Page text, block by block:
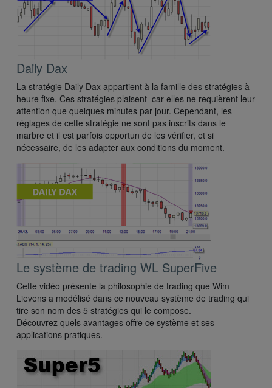
Daily Dax
La stratégie Daily Dax appartient à la famille des stratégies à
heure fixe. Ces stratégies plaisent car elles ne requièrent leur
attention que quelques minutes par jour. Cependant, les
réglages de cette stratégie ne sont pas inscrits dans le
marbre et il est parfois opportun de les vérifier, et si
nécessaire, de les adapter aux conditions du moment.
Le système de trading WL SuperFive
Cette vidéo présente la philosophie de trading que Wim
Lievens a modélisé dans ce nouveau système de trading qui
tire son nom des 5 stratégies qui le compose.
Découvrez quels avantages offre ce système et ses
applications pratiques.